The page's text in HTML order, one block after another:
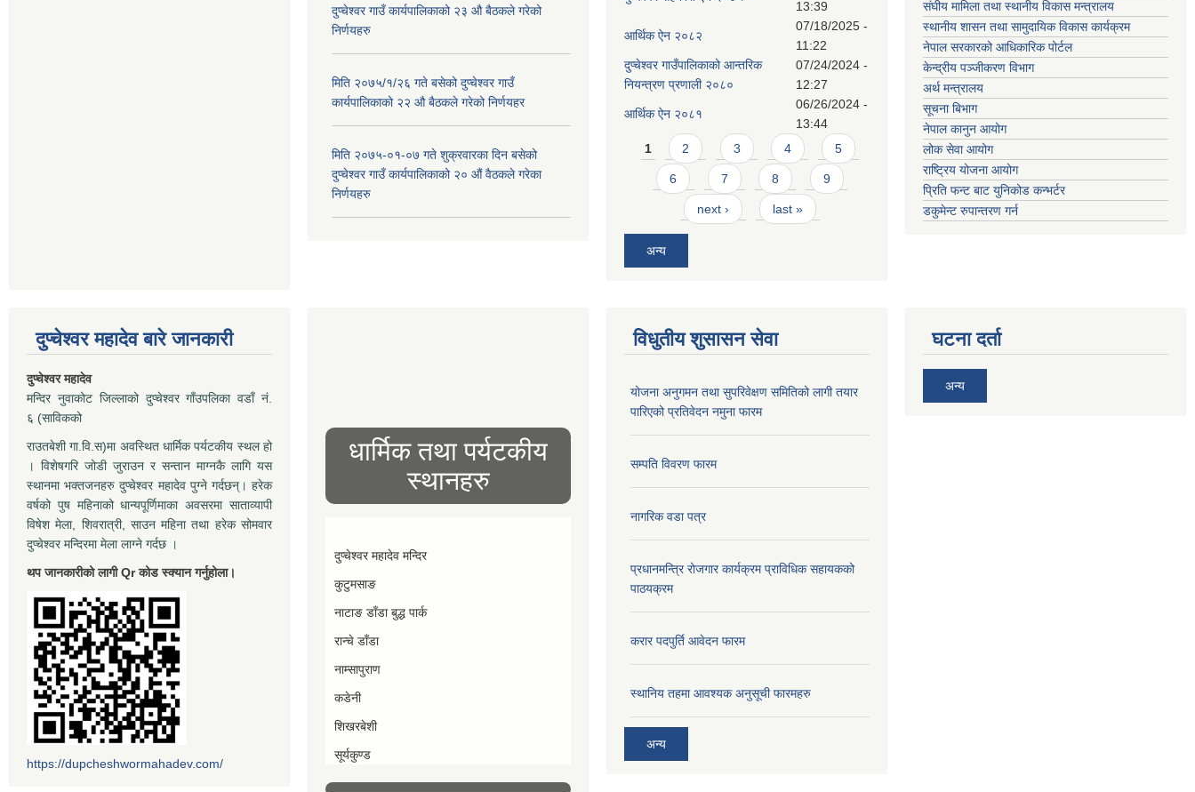
दुप्चेश्वर गाउँ कार्यपालिकाको २३ औ बैठकले गरेको
निर्णयहरु
मिति २०७५/१/२६ गते बसेको दुप्चेश्वर गाउँ
कार्यपालिकाको २२ औ बैठकले गरेको निर्णयहर
मिति २०७५-०१-०७ गते शुक्रवारका दिन बसेको
दुप्चेश्वर गाउँ कार्यपालिकाको २० औं वैठकले गरेका
निर्णयहरु
13:39
आर्थिक ऐन २०८२
07/18/2025 -
11:22
दुप्चेश्वर गाउँपालिकाको आन्तरिक
नियन्त्रण प्रणाली २०८०
07/24/2024 -
12:27
आर्थिक ऐन २०८१
06/26/2024 -
13:44
Pages
1 2 3 4 5
6 7 8 9
next › last »
अन्य
संघीय मामिला तथा स्थानीय विकास मन्त्रालय
स्थानीय शासन तथा सामुदायिक विकास कार्यक्रम
नेपाल सरकारको आधिकारिक पोर्टल
केन्द्रीय पञ्जीकरण विभाग
अर्थ मन्त्रालय
सूचना बिभाग
नेपाल कानुन आयोग
लोक सेवा आयोग
राष्ट्रिय योजना आयोग
प्रिति फन्ट बाट युनिकोड कन्भर्टर
डकुमेन्ट रुपान्तरण गर्न
दुप्चेश्वर महादेव बारे जानकारी
दुप्चेश्वर महादेव
मन्दिर नुवाकोट जिल्लाको दुप्चेश्वर गाँउपलिका वडाँ नं.
६ (साविकको
राउतबेशी गा.वि.स)मा अवस्थित धार्मिक पर्यटकीय स्थल हो
। विशेषगरि जोडी जुराउन र सन्तान माग्नकै लागि यस
स्थानमा भक्तजनहरु दुप्चेश्वर महादेव पुग्ने गर्दछन्। हरेक
वर्षको पुष महिनाको धान्यपूर्णिमाका अवसरमा साताव्यापी
विषेश मेला, शिवरात्री, साउन महिना तथा हरेक सोमवार
दुप्चेश्वर मन्दिरमा मेला लाग्ने गर्दछ ।
थप जानकारीको लागी Qr कोड स्क्यान गर्नुहोला।
https://dupcheshwormahadev.com/
धार्मिक तथा पर्यटकीय
स्थानहरु
दुप्चेश्वर महादेव मन्दिर
कुटुमसाङ
नाटाङ डाँडा बुद्ध पार्क
रान्चे डाँडा
नाम्सापुराण
कडेनी
शिखरबेशी
सूर्यकुण्ड
विधुतीय शुसासन सेवा
योजना अनुगमन तथा सुपरिवेक्षण समितिको लागी तयार
पारिएको प्रतिवेदन नमुना फारम
सम्पति विवरण फारम
नागरिक वडा पत्र
प्रधानमन्त्रि रोजगार कार्यक्रम प्राविधिक सहायकको
पाठयक्रम
करार पदपुर्ति आवेदन फारम
स्थानिय तहमा आवश्यक अनुसूची फारमहरु
अन्य
घटना दर्ता
अन्य